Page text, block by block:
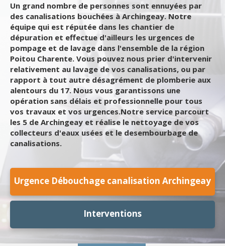
Un grand nombre de personnes sont ennuyées par
des canalisations bouchées à Archingeay. Notre
équipe qui est réputée dans les chantier de
dépuration et effectue d'ailleurs les urgences de
pompage et de lavage dans l'ensemble de la région
Poitou Charente. Vous pouvez nous prier d'intervenir
relativement au lavage de vos canalisations, ou par
rapport à tout autre désagrément de plomberie aux
alentours du 17. Nous vous garantissons une
opération sans délais et professionnelle pour tous
vos travaux et vos urgences.Notre service parcourt
les 5 de Archingeay et réalise le nettoyage de vos
collecteurs d'eaux usées et le desembourbage de
canalisations.
Urgence Débouchage canalisation Archingeay
Interventions